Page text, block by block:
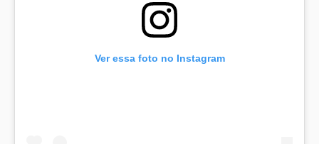
Ver essa foto no Instagram